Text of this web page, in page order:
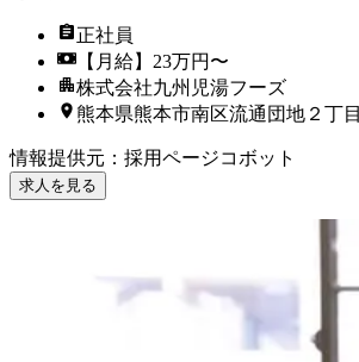
正社員
【月給】23万円〜
株式会社九州児湯フーズ
熊本県熊本市南区流通団地２丁
情報提供元 ： 採用ページコボット
求人を見る